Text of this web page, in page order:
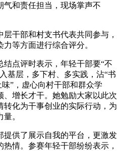
气和责任担当，现场掌声不
干部和村支书代表共同参与，
等方面进行综合评分。
点评时表示，年轻干部要“不
基层，多下村、多实践，沾“书
”，虚心向村干部和群众学
、增长才干。她勉励大家以此次
化为干事创业的实际行动，为
量。
提供了展示自我的平台，更激发
情。参赛年轻干部纷纷表示，